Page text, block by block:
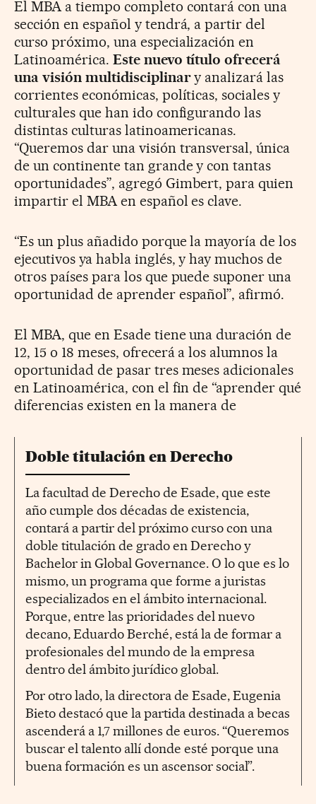
El MBA a tiempo completo contará con una
sección en español y tendrá, a partir del
curso próximo, una especialización en
Latinoamérica. Este nuevo título ofrecerá
una visión multidisciplinary analizará las
corrientes económicas, políticas, sociales y
culturales que han ido configurando las
distintas culturas latinoamericanas.
“Queremos dar una visión transversal, única
de un continente tan grande y con tantas
oportunidades”, agregó Gimbert, para quien
impartir el MBA en español es clave.
“Es un plus añadido porque la mayoría de los
ejecutivos ya habla inglés, y hay muchos de
otros países para los que puede suponer una
oportunidad de aprender español”, afirmó.
El MBA, que en Esade tiene una duración de
12, 15 o 18 meses, ofrecerá a los alumnos la
oportunidad de pasar tres meses adicionales
en Latinoamérica, con el fin de “aprender qué
diferencias existen en la manera de
Doble titulación en Derecho
La facultad de Derecho de Esade, que este
año cumple dos décadas de existencia,
contará a partir del próximo curso con una
doble titulación de grado en Derecho y
Bachelor in Global Governance. O lo que es lo
mismo, un programa que forme a juristas
especializados en el ámbito internacional.
Porque, entre las prioridades del nuevo
decano, Eduardo Berché, está la de formar a
profesionales del mundo de la empresa
dentro del ámbito jurídico global.
Por otro lado, la directora de Esade, Eugenia
Bieto destacó que la partida destinada a becas
ascenderá a 1,7 millones de euros. “Queremos
buscar el talento allí donde esté porque una
buena formación es un ascensor social”.